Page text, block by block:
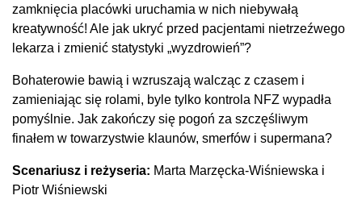
zamknięcia placówki uruchamia w nich niebywałą
kreatywność! Ale jak ukryć przed pacjentami nietrzeźwego
lekarza i zmienić statystyki „wyzdrowień”?
Bohaterowie bawią i wzruszają walcząc z czasem i
zamieniając się rolami, byle tylko kontrola NFZ wypadła
pomyślnie. Jak zakończy się pogoń za szczęśliwym
finałem w towarzystwie klaunów, smerfów i supermana?
Scenariusz i reżyseria: Marta Marzęcka-Wiśniewska i
Piotr Wiśniewski